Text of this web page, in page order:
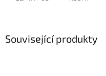
Související produkty